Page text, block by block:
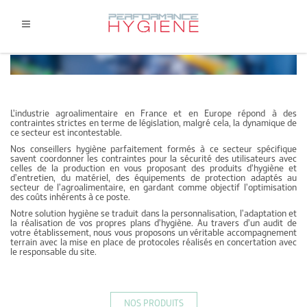
L’industrie agroalimentaire en France et en Europe répond à des
contraintes strictes en terme de législation, malgré cela, la dynamique de
ce secteur est incontestable.
Nos conseillers hygiène parfaitement formés à ce secteur spécifique
savent coordonner les contraintes pour la sécurité des utilisateurs avec
celles de la production en vous proposant des produits d’hygiène et
d’entretien, du matériel, des équipements de protection adaptés au
secteur de l’agroalimentaire, en gardant comme objectif l’optimisation
des coûts inhérents à ce poste.
Notre solution hygiène se traduit dans la personnalisation, l’adaptation et
la réalisation de vos propres plans d’hygiène. Au travers d’un audit de
votre établissement, nous vous proposons un véritable accompagnement
terrain avec la mise en place de protocoles réalisés en concertation avec
le responsable du site.
NOS PRODUITS